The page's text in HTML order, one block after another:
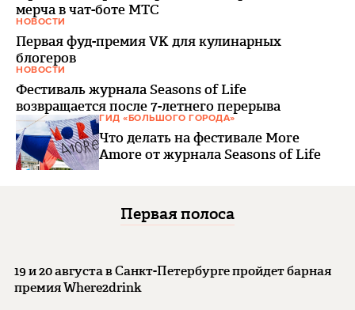
мерча в чат-боте МТС
НОВОСТИ
Первая фуд-премия VK для кулинарных
блогеров
НОВОСТИ
Фестиваль журнала Seasons of Life
возвращается после 7-летнего перерыва
ГИД «БОЛЬШОГО ГОРОДА»
Что делать на фестивале More
Amore от журнала Seasons of Life
Первая полоса
19 и 20 августа в Санкт-Петербурге пройдет барная
премия Where2drink